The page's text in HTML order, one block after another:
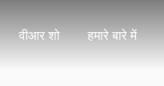
वीआर शो हमारे बारे में